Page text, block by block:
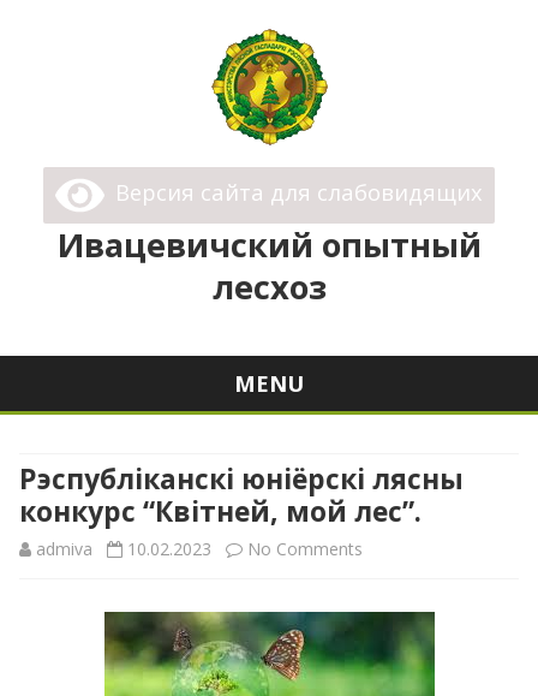
Івацэвіцкі лясгас
Государственное Лесохозяйственное Учреждение
"Ивацевичский лесхоз"
Версия сайта для слабовидящих
Ивацевичский опытный
лесхоз
MENU
Skip
content
Рэспубліканскі юніёрскі лясны
конкурс “Квітней, мой лес”.
admiva 10.02.2023 No Comments
юніёрскі
лясны